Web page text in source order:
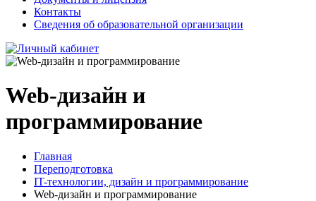
Контакты
Сведения об образовательной организации
Web-дизайн и
программирование
Главная
Переподготовка
IT-технологии, дизайн и программирование
Web-дизайн и программирование